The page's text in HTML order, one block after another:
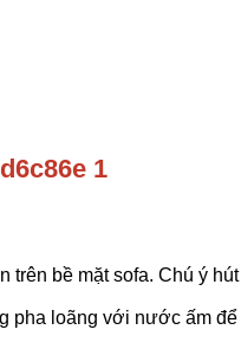
trên bề mặt sofa. Chú ý
pha loãng với nước ấm